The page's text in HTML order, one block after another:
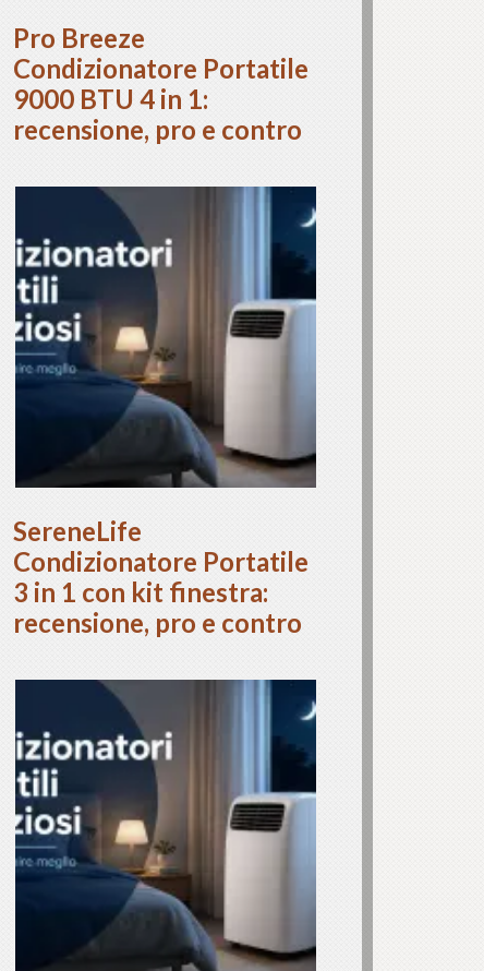
Pro Breeze
Condizionatore Portatile
9000 BTU 4 in 1:
recensione, pro e contro
SereneLife
Condizionatore Portatile
3 in 1 con kit finestra:
recensione, pro e contro